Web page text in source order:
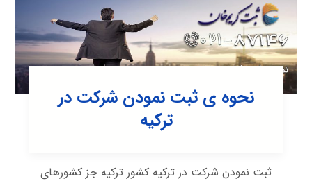
نحوه ی ثبت نمودن شرکت در
ترکیه
ثبت نمودن شرکت در ترکیه کشور ترکیه جز کشورهای